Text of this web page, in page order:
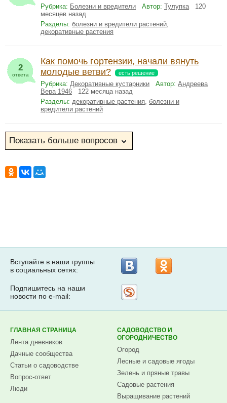
Рубрика: Болезни и вредители Автор: Тулупка 120
месяцев назад
Разделы: болезни и вредители растений
декоративные растения
2
ответа
Как помочь гортензии, начали вянуть
молодые ветви?
есть решение
Рубрика: Декоративные кустарники Автор: Андреева
Вера 1946 122 месяца назад
Разделы: декоративные растения болезни и
вредители растений
Вступайте в наши группы
в социальных сетях:
Подпишитесь на наши
новости по e-mail:
ГЛАВНАЯ СТРАНИЦА
Лента дневников
Дачные сообщества
Статьи о садоводстве
Вопрос-ответ
Люди
САДОВОДСТВО И
ОГОРОДНИЧЕСТВО
Огород
Лесные и садовые ягоды
Зелень и пряные травы
Садовые растения
Выращивание растений